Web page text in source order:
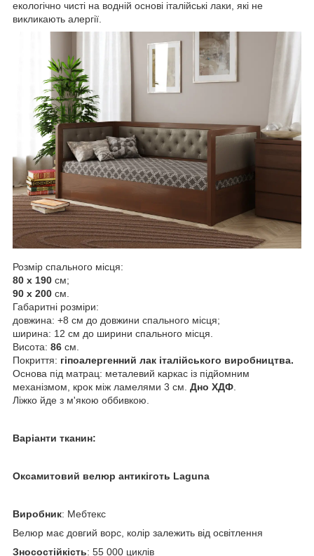
екологічно чисті на водній основі італійські лаки, які не
викликають алергії.
Розмір спального місця:
80 х 190 см;
90 х 200 см.
Габаритні розміри:
довжина: +8 см до довжини спального місця;
ширина: 12 см до ширини спального місця.
Висота: 86 см.
Покриття: гіпоалергенний лак італійського виробництва.
Основа під матрац: металевий каркас із підйомним
механізмом, крок між ламелями 3 см. Дно ХДФ
Ліжко йде з м'якою оббивкою.
Варіанти тканин:
Оксамитовий велюр антикіготь Laguna
Виробник: Мебтекс
Велюр має довгий ворс, колір залежить від освітлення
Зносостійкість: 55 000 циклів